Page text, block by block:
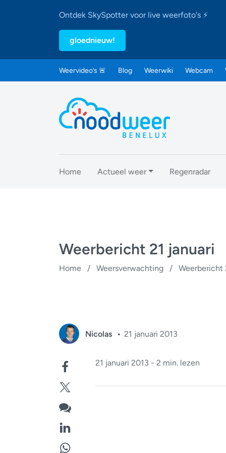
Ontdek SkySpotter voor live weerfoto's ⚡
gloednieuw!
Weervideo’s 🚨 Blog Weerwiki Webcam
Home Actueel weer Regenradar
Weerbericht 21 januari
Home / Weersverwachting / Weerbericht
Nicolas 21 januari 2013
21 januari 2013 - 2 min. lezen